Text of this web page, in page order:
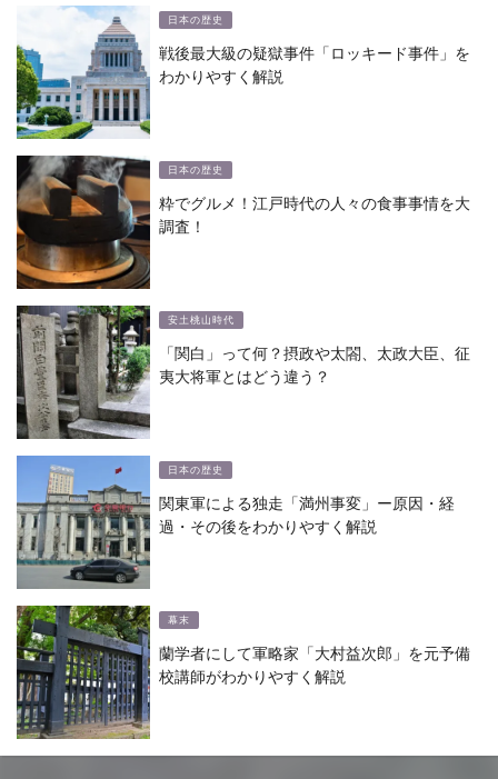
日本の歴史
戦後最大級の疑獄事件「ロッキード事件」を
わかりやすく解説
日本の歴史
粋でグルメ！江戸時代の人々の食事事情を大
調査！
安土桃山時代
「関白」って何？摂政や太閤、太政大臣、征
夷大将軍とはどう違う？
日本の歴史
関東軍による独走「満州事変」ー原因・経
過・その後をわかりやすく解説
幕末
蘭学者にして軍略家「大村益次郎」を元予備
校講師がわかりやすく解説